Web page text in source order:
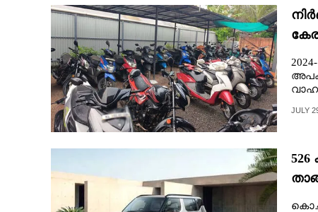
CARTOONS
LITERATURE
CONTACT US
JULY